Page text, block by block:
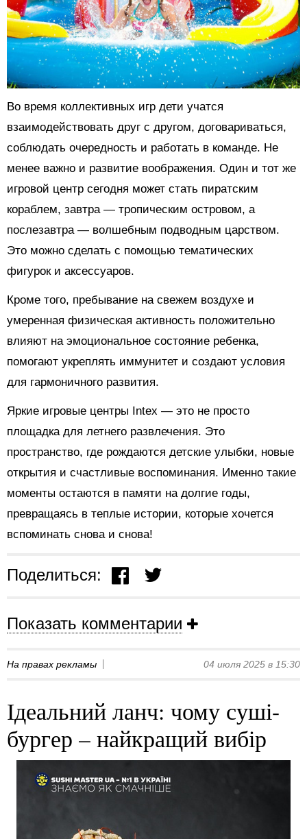
Во время коллективных игр дети учатся
взаимодействовать друг с другом, договариваться,
соблюдать очередность и работать в команде. Не
менее важно и развитие воображения. Один и тот же
игровой центр сегодня может стать пиратским
кораблем, завтра — тропическим островом, а
послезавтра — волшебным подводным царством.
Это можно сделать с помощью тематических
фигурок и аксессуаров.
Кроме того, пребывание на свежем воздухе и
умеренная физическая активность положительно
влияют на эмоциональное состояние ребенка,
помогают укреплять иммунитет и создают условия
для гармоничного развития.
Яркие игровые центры Intex — это не просто
площадка для летнего развлечения. Это
пространство, где рождаются детские улыбки, новые
открытия и счастливые воспоминания. Именно такие
моменты остаются в памяти на долгие годы,
превращаясь в теплые истории, которые хочется
вспоминать снова и снова!
Поделиться:
Показать комментарии
На правах рекламы 04 июля 2025 в 15:30
Ідеальний ланч: чому суші-
бургер – найкращий вибір